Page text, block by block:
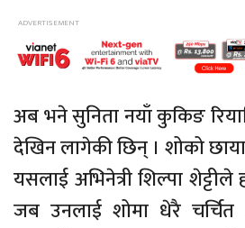
अब भने सुनिता नयाँ कुकिङ
देखिन लागेकी छिन् । शोको
यसलाई अभिनेत्री शिल्पा शेट्टीले
जब उनलाई शोमा धेरै चर्चित